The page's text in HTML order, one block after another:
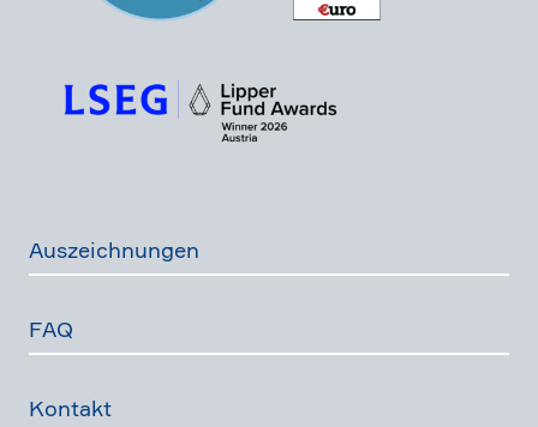
Auszeich­nungen
FAQ
Kontakt